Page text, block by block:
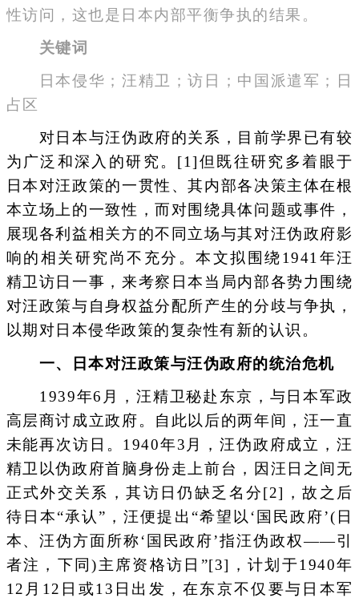
性访问，这也是日本内部平衡争执的结果。
关键词
日本侵华；汪精卫；访日；中国派遣军；日
占区
对日本与汪伪政府的关系，目前学界已有较
为广泛和深入的研究。[1]但既往研究多着眼于
日本对汪政策的一贯性、其内部各决策主体在根
本立场上的一致性，而对围绕具体问题或事件，
展现各利益相关方的不同立场与其对汪伪政府影
响的相关研究尚不充分。本文拟围绕1941年汪
精卫访日一事，来考察日本当局内部各势力围绕
对汪政策与自身权益分配所产生的分歧与争执，
以期对日本侵华政策的复杂性有新的认识。
一、日本对汪政策与汪伪政府的统治危机
1939年6月，汪精卫秘赴东京，与日本军政
高层商讨成立政府。自此以后的两年间，汪一直
未能再次访日。1940年3月，汪伪政府成立，汪
精卫以伪政府首脑身份走上前台，因汪日之间无
正式外交关系，其访日仍缺乏名分[2]，故之后
待日本“承认”，汪便提出“希望以‘国民政府’(日
本、汪伪方面所称‘国民政府’指汪伪政权——引
者注，下同)主席资格访日”[3]，计划于1940年
12月12日或13日出发，在东京不仅要与日本军